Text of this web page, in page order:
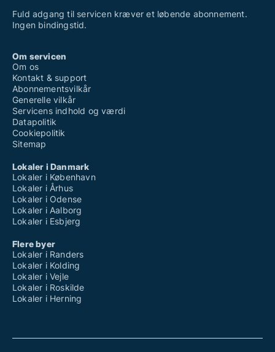
Fuld adgang til servicen kræver et løbende abonnement.
Ingen bindingstid.
Om servicen
Om os
Kontakt & support
Abonnementsvilkår
Generelle vilkår
Servicens indhold og værdi
Datapolitik
Cookiepolitik
Sitemap
Lokaler i Danmark
Lokaler i København
Lokaler i Århus
Lokaler i Odense
Lokaler i Aalborg
Lokaler i Esbjerg
Flere byer
Lokaler i Randers
Lokaler i Kolding
Lokaler i Vejle
Lokaler i Roskilde
Lokaler i Herning